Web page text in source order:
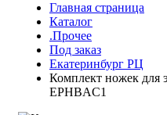
Главная страница
Каталог
.Прочее
Под заказ
Екатеринбург РЦ
Комплект ножек для
EPHBAC1